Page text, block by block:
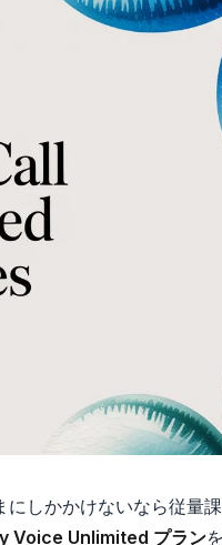
しかかけないなら従量
Voice Unlimited プラン